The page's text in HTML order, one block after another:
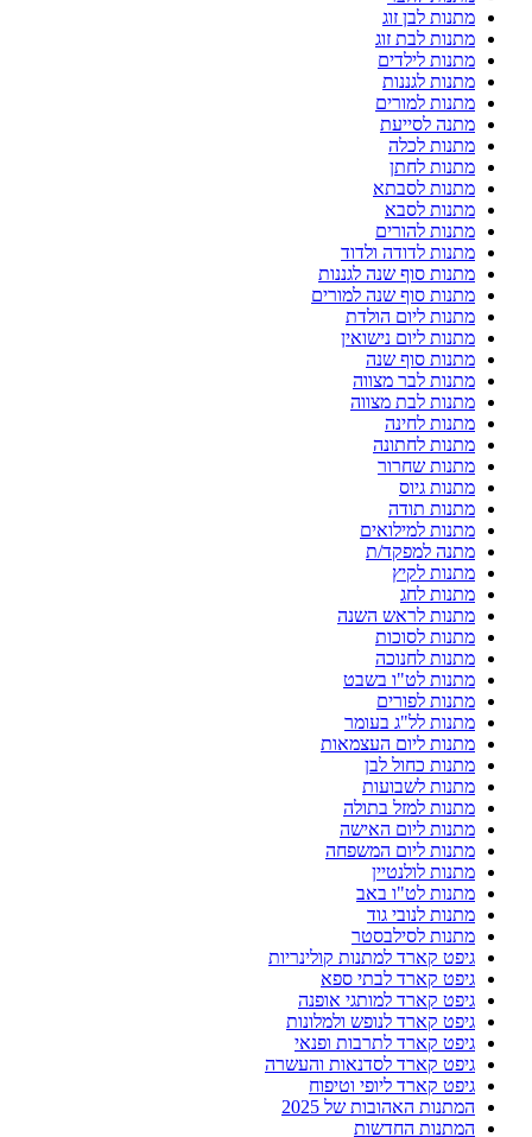
מתנות לבן זוג
מתנות לבת זוג
מתנות לילדים
מתנות לגננות
מתנות למורים
מתנה לסייעת
מתנות לכלה
מתנות לחתן
מתנות לסבתא
מתנות לסבא
מתנות להורים
מתנות לדודה ולדוד
מתנות סוף שנה לגננות
מתנות סוף שנה למורים
מתנות ליום הולדת
מתנות ליום נישואין
מתנות סוף שנה
מתנות לבר מצווה
מתנות לבת מצווה
מתנות לחינה
מתנות לחתונה
מתנות שחרור
מתנות גיוס
מתנות תודה
מתנות למילואים
מתנה למפקד/ת
מתנות לקיץ
מתנות לחג
מתנות לראש השנה
מתנות לסוכות
מתנות לחנוכה
מתנות לט"ו בשבט
מתנות לפורים
מתנות לל"ג בעומר
מתנות ליום העצמאות
מתנות כחול לבן
מתנות לשבועות
מתנות למזל בתולה
מתנות ליום האישה
מתנות ליום המשפחה
מתנות לולנטיין
מתנות לט"ו באב
מתנות לנובי גוד
מתנות לסילבסטר
גיפט קארד למתנות קולינריות
גיפט קארד לבתי ספא
גיפט קארד למותגי אופנה
גיפט קארד לנופש ולמלונות
גיפט קארד לתרבות ופנאי
גיפט קארד לסדנאות והעשרה
גיפט קארד ליופי וטיפוח
המתנות האהובות של 2025
המתנות החדשות